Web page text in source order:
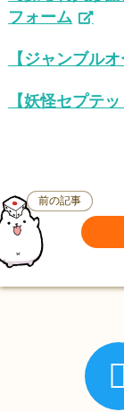
フォーム
【ジャンブル
【妖怪セプテ
前の記事